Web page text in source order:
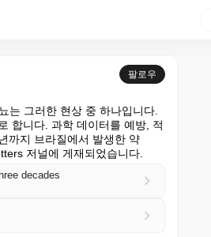
팔로우
는 그러한 현상 중 하나입니다.
합니다. 과학 데이터를 예방, 적
까지 브라질에서 발생한 약
저널에 게재되었습니다.
decades